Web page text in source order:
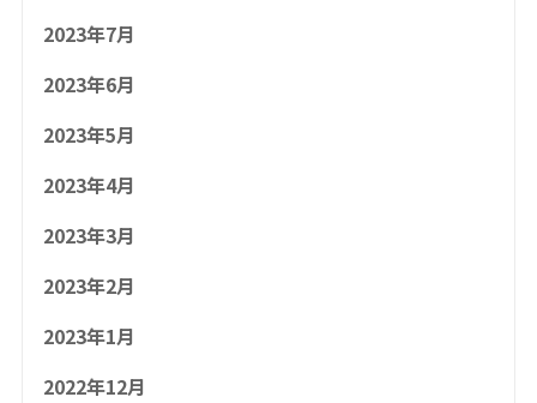
2023年7月
2023年6月
2023年5月
2023年4月
2023年3月
2023年2月
2023年1月
2022年12月